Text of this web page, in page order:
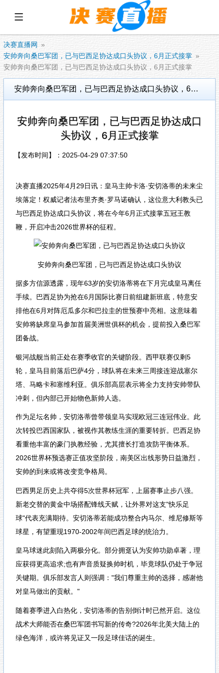
决赛直播网
安帅奔向桑巴军团，已与巴西足协达成口头协议，6月正式接掌
安帅奔向桑巴军团，已与巴西足协达成口头协议，6月正式接掌
安帅奔向桑巴军团，已与巴西足协达成口头协议，6月正式接掌
安帅奔向桑巴军团，已与巴西足协达成口
头协议，6月正式接掌
【发布时间】：2025-04-29 07:37:50
决赛直播2025年4月29日讯：皇马主帅卡洛·安切洛蒂的未来尘
埃落定！权威记者法布里齐奥·罗马诺确认，这位意大利教头已
与巴西足协达成口头协议，将在今年6月正式接掌五冠王教
鞭，开启冲击2026世界杯的征程。
安帅奔向桑巴军团，已与巴西足协达成口头协议
据多方信源透露，现年63岁的安切洛蒂将在下月完成皇马离任
手续。巴西足协为抢在6月国际比赛日前组建新班底，特意安
排他在6月对阵厄瓜多尔和巴拉圭的世预赛中亮相。这意味着
安帅将缺席皇马参加首届美洲世俱杯的机会，提前投入桑巴军
团备战。
银河战舰当前正处在赛季收官的关键阶段。西甲联赛仅剩5
轮，皇马目前落后巴萨4分，球队将在未来三周接连迎战塞尔
塔、马略卡和塞维利亚。俱乐部高层表示将全力支持安帅带队
冲刺，但内部已开始物色新帅人选。
作为足坛名帅，安切洛蒂曾带领皇马实现欧冠三连冠伟业。此
次转投巴西国家队，被视作其教练生涯的重要转折。巴西足协
看重他丰富的豪门执教经验，尤其擅长打造攻防平衡体系。
2026世界杯预选赛正值攻坚阶段，南美区出线形势日益激烈，
安帅的到来或将改变竞争格局。
巴西男足历史上共夺得5次世界杯冠军，上届赛事止步八强。
新老交替的黄金中场搭配锋线天赋，让外界对这支"快乐足
球"代表充满期待。安切洛蒂若能成功整合内马尔、维尼修斯等
球星，有望重现1970-2002年间巴西足球的统治力。
皇马球迷此刻陷入两极分化。部分拥趸认为安帅功勋卓著，理
应获得更高追求;也有声音质疑换帅时机，毕竟球队仍处于争冠
关键期。俱乐部发言人则强调："我们尊重主帅的选择，感谢他
对皇马做出的贡献。"
随着赛季进入白热化，安切洛蒂的告别倒计时已然开启。这位
战术大师能否在桑巴军团书写新的传奇?2026年北美大陆上的
绿色海洋，或许将见证又一段足球佳话的诞生。